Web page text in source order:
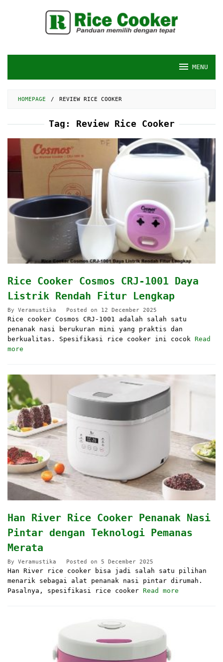
MENU
HOMEPAGE / REVIEW RICE COOKER
Tag: Review Rice Cooker
Rice Cooker Cosmos CRJ-1001 Daya
Listrik Rendah Fitur Lengkap
By Veramustika Posted on 12 December 2025
Rice cooker Cosmos CRJ-1001 adalah salah satu
penanak nasi berukuran mini yang praktis dan
berkualitas. Spesifikasi rice cooker ini cocok Read
more
Han River Rice Cooker Penanak Nasi
Pintar dengan Teknologi Pemanas
Merata
By Veramustika Posted on 5 December 2025
Han River rice cooker bisa jadi salah satu pilihan
menarik sebagai alat penanak nasi pintar dirumah.
Pasalnya, spesifikasi rice cooker Read more